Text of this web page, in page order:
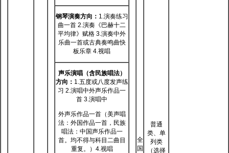
全
国
普通
类、单
列类
（选择
钢琴演奏方向： 1.演奏练习
曲一首 2.演奏《巴赫十二
平均律》赋格 3.演奏中外
乐曲一首或古典奏鸣曲快
板乐章 4.视唱
声乐演唱（含民族唱法）
方向： 1.五度或八度发声练
习 2.演唱中外声乐作品一
首 3.演唱中
外声乐作品一首（美声唱
法：外国作品一首，民族
唱法：中国声乐作品一
首。均不得与科目二曲目
重复。）4.视唱